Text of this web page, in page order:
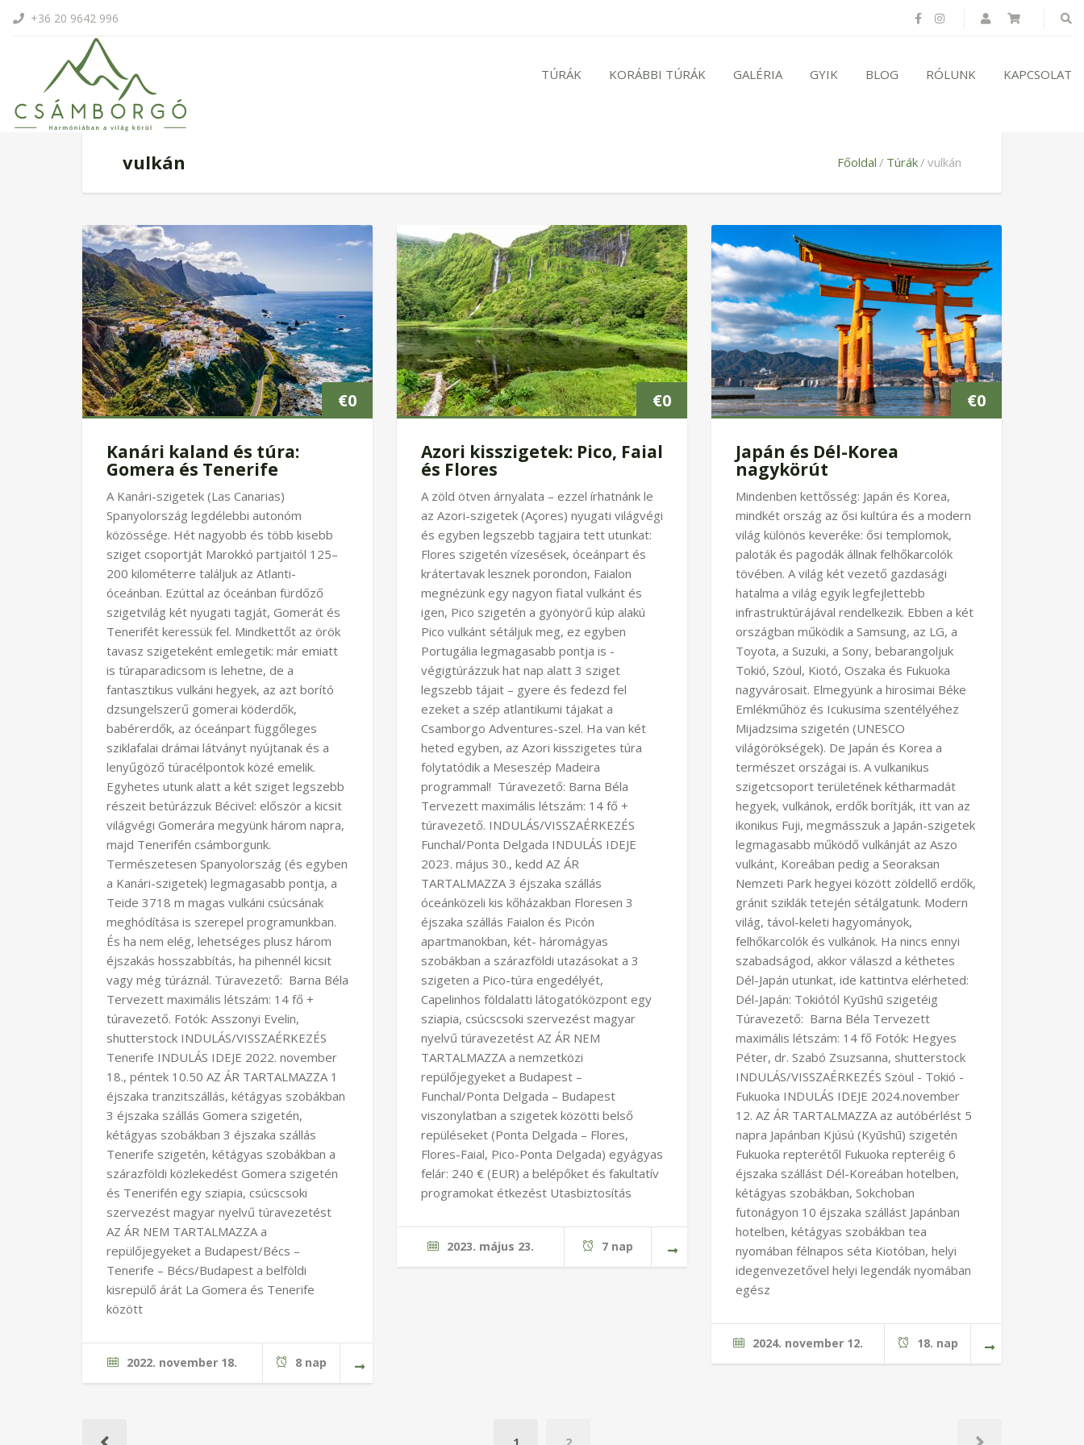
+36 20 9642 996
TÚRÁK KORÁBBI TÚRÁK GALÉRIA GYIK BLOG RÓLUNK KAPCSOLAT
vulkán Főoldal Túrák vulkán
€0
Kanári kaland és túra:
Gomera és Tenerife
A Kanári-szigetek (Las Canarias)
Spanyolország legdélebbi autonóm
közössége. Hét nagyobb és több kisebb
sziget csoportját Marokkó partjaitól 125–
200 kilométerre találjuk az Atlanti-
óceánban. Ezúttal az óceánban fürdőző
szigetvilág két nyugati tagját, Gomerát és
Tenerifét keressük fel. Mindkettőt az örök
tavasz szigeteként emlegetik: már emiatt
is túraparadicsom is lehetne, de a
fantasztikus vulkáni hegyek, az azt borító
dzsungelszerű gomerai köderdők,
babérerdők, az óceánpart függőleges
sziklafalai drámai látványt nyújtanak és a
lenyűgöző túracélpontok közé emelik.
Egyhetes utunk alatt a két sziget legszebb
részeit betúrázzuk Bécivel: először a kicsit
világvégi Gomerára megyünk három napra,
majd Tenerifén csámborgunk.
Természetesen Spanyolország (és egyben
a Kanári-szigetek) legmagasabb pontja, a
Teide 3718 m magas vulkáni csúcsának
meghódítása is szerepel programunkban.
És ha nem elég, lehetséges plusz három
éjszakás hosszabbítás, ha pihennél kicsit
vagy még túráznál. Túravezető: Barna Béla
Tervezett maximális létszám: 14 fő +
túravezető. Fotók: Asszonyi Evelin,
shutterstock INDULÁS/VISSZAÉRKEZÉS
Tenerife INDULÁS IDEJE 2022. november
18., péntek 10.50 AZ ÁR TARTALMAZZA 1
éjszaka tranzitszállás, kétágyas szobákban
3 éjszaka szállás Gomera szigetén,
kétágyas szobákban 3 éjszaka szállás
Tenerife szigetén, kétágyas szobákban a
szárazföldi közlekedést Gomera szigetén
és Tenerifén egy sziapia, csúcscsoki
szervezést magyar nyelvű túravezetést
AZ ÁR NEM TARTALMAZZA a
repülőjegyeket a Budapest/Bécs –
Tenerife – Bécs/Budapest a belföldi
kisrepülő árát La Gomera és Tenerife
között
2022. november 18. 8 nap
€0
Azori kisszigetek: Pico, Faial
és Flores
A zöld ötven árnyalata – ezzel írhatnánk le
az Azori-szigetek (Açores) nyugati világvégi
és egyben legszebb tagjaira tett utunkat:
Flores szigetén vízesések, óceánpart és
krátertavak lesznek porondon, Faialon
megnézünk egy nagyon fiatal vulkánt és
igen, Pico szigetén a gyönyörű kúp alakú
Pico vulkánt sétáljuk meg, ez egyben
Portugália legmagasabb pontja is -
végigtúrázzuk hat nap alatt 3 sziget
legszebb tájait – gyere és fedezd fel
ezeket a szép atlantikumi tájakat a
Csamborgo Adventures-szel. Ha van két
heted egyben, az Azori kisszigetes túra
folytatódik a Meseszép Madeira
programmal! Túravezető: Barna Béla
Tervezett maximális létszám: 14 fő +
túravezető. INDULÁS/VISSZAÉRKEZÉS
Funchal/Ponta Delgada INDULÁS IDEJE
2023. május 30., kedd AZ ÁR
TARTALMAZZA 3 éjszaka szállás
óceánközeli kis kőházakban Floresen 3
éjszaka szállás Faialon és Picón
apartmanokban, két- háromágyas
szobákban a szárazföldi utazásokat a 3
szigeten a Pico-túra engedélyét,
Capelinhos földalatti látogatóközpont egy
sziapia, csúcscsoki szervezést magyar
nyelvű túravezetést AZ ÁR NEM
TARTALMAZZA a nemzetközi
repülőjegyeket a Budapest –
Funchal/Ponta Delgada – Budapest
viszonylatban a szigetek közötti belső
repüléseket (Ponta Delgada – Flores,
Flores-Faial, Pico-Ponta Delgada) egyágyas
felár: 240 € (EUR) a belépőket és fakultatív
programokat étkezést Utasbiztosítás
2023. május 23. 7 nap
€0
Japán és Dél-Korea
nagykörút
Mindenben kettősség: Japán és Korea,
mindkét ország az ősi kultúra és a modern
világ különös keveréke: ősi templomok,
paloták és pagodák állnak felhőkarcolók
tövében. A világ két vezető gazdasági
hatalma a világ egyik legfejlettebb
infrastruktúrájával rendelkezik. Ebben a két
országban működik a Samsung, az LG, a
Toyota, a Suzuki, a Sony, bebarangoljuk
Tokió, Szöul, Kiotó, Oszaka és Fukuoka
nagyvárosait. Elmegyünk a hirosimai Béke
Emlékműhöz és Icukusima szentélyéhez
Mijadzsima szigetén (UNESCO
világörökségek). De Japán és Korea a
természet országai is. A vulkanikus
szigetcsoport területének kétharmadát
hegyek, vulkánok, erdők borítják, itt van az
ikonikus Fuji, megmásszuk a Japán-szigetek
legmagasabb működő vulkánját az Aszo
vulkánt, Koreában pedig a Seoraksan
Nemzeti Park hegyei között zöldellő erdők,
gránit sziklák tetején sétálgatunk. Modern
világ, távol-keleti hagyományok,
felhőkarcolók és vulkánok. Ha nincs ennyi
szabadságod, akkor válaszd a kéthetes
Dél-Japán utunkat, ide kattintva elérheted:
Dél-Japán: Tokiótól Kyūshū szigetéig
Túravezető: Barna Béla Tervezett
maximális létszám: 14 fő Fotók: Hegyes
Péter, dr. Szabó Zsuzsanna, shutterstock
INDULÁS/VISSZAÉRKEZÉS Szöul - Tokió -
Fukuoka INDULÁS IDEJE 2024.november
12. AZ ÁR TARTALMAZZA az autóbérlést 5
napra Japánban Kjúsú (Kyūshū) szigetén
Fukuoka repterétől Fukuoka repteréig 6
éjszaka szállást Dél-Koreában hotelben,
kétágyas szobákban, Sokchoban
futonágyon 10 éjszaka szállást Japánban
hotelben, kétágyas szobákban tea
nyomában félnapos séta Kiotóban, helyi
idegenvezetővel helyi legendák nyomában
egész
2024. november 12. 18. nap